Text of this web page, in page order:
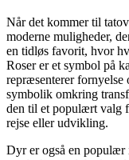
Når det kommer til
moderne muligheder,
en tidløs favorit, hvor
Roser er et symbol på
repræsenterer fornyelse
symbolik omkring
den til et populært valg
rejse eller udvikling.
Dyr er også en populær